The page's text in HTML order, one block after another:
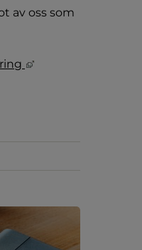
av oss som
Länk till annan